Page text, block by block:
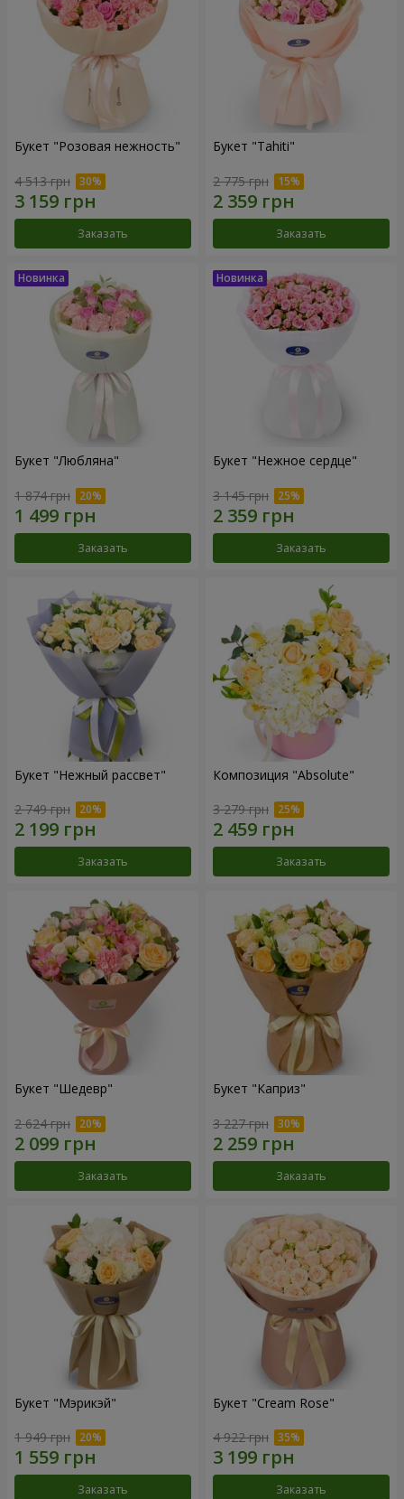
Букет "Розовая нежность"
4 513 грн
Заказать
Букет "Tahiti"
2 775 грн
Заказать
Букет "Любляна"
1 874 грн
Заказать
Букет "Нежное сердце"
3 145 грн
Заказать
Букет "Нежный рассвет"
2 749 грн
Заказать
Композиция "Absolute"
3 279 грн
Заказать
Букет "Шедевр"
2 624 грн
Заказать
Букет "Каприз"
3 227 грн
Заказать
Букет "Мэрикэй"
1 949 грн
Заказать
Букет "Cream Rose"
4 922 грн
Заказать